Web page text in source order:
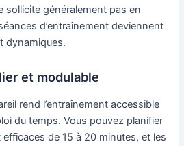
sollicite généralement pas en
d’entraînement deviennent
dynamiques.
et modulable
rend l’entraînement accessible
du temps. Vous pouvez planifier
de 15 à 20 minutes, et les